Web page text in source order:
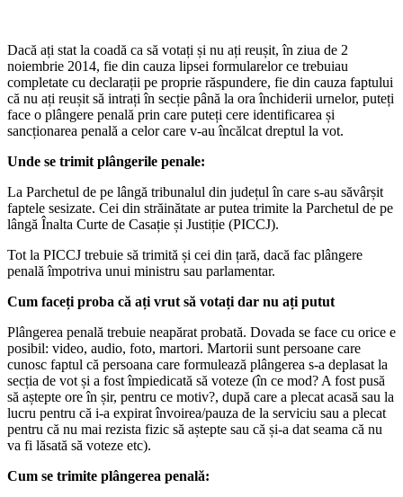
Dacă ați stat la coadă ca să votați și nu ați reușit, în ziua de 2
noiembrie 2014, fie din cauza lipsei formularelor ce trebuiau
completate cu declarații pe proprie răspundere, fie din cauza faptului
că nu ați reușit să intrați în secție până la ora închiderii urnelor, puteți
face o plângere penală prin care puteți cere identificarea și
sancționarea penală a celor care v-au încălcat dreptul la vot.
Unde se trimit plângerile penale:
La Parchetul de pe lângă tribunalul din județul în care s-au săvârșit
faptele sesizate. Cei din străinătate ar putea trimite la Parchetul de pe
lângă Înalta Curte de Casație și Justiție (PICCJ).
Tot la PICCJ trebuie să trimită și cei din țară, dacă fac plângere
penală împotriva unui ministru sau parlamentar.
Cum faceți proba că ați vrut să votați dar nu ați putut
Plângerea penală trebuie neapărat probată. Dovada se face cu orice e
posibil: video, audio, foto, martori. Martorii sunt persoane care
cunosc faptul că persoana care formulează plângerea s-a deplasat la
secția de vot și a fost împiedicată să voteze (în ce mod? A fost pusă
să aștepte ore în șir, pentru ce motiv?, după care a plecat acasă sau la
lucru pentru că i-a expirat învoirea/pauza de la serviciu sau a plecat
pentru că nu mai rezista fizic să aștepte sau că și-a dat seama că nu
va fi lăsată să voteze etc).
Cum se trimite plângerea penală: